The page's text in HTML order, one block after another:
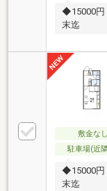
◆15000円
末迄
敷金なし
駐車場(近
◆15000円
末迄